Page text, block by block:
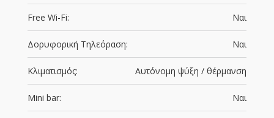
Free Wi-Fi: Ναι
Δορυφορική Τηλεόραση: Ναι
Κλιματισμός: Αυτόνομη ψύξη / θέρμανση
Mini bar: Ναι